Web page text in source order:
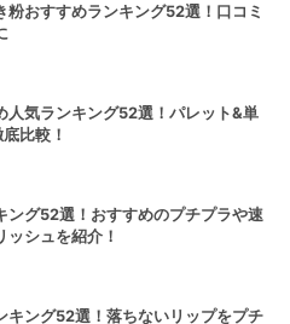
粉おすすめランキング52選！口コミ
人気ランキング52選！パレット&単
比較！
ング52選！おすすめのプチプラや速
シュを紹介！
キング52選！落ちないリップをプチ